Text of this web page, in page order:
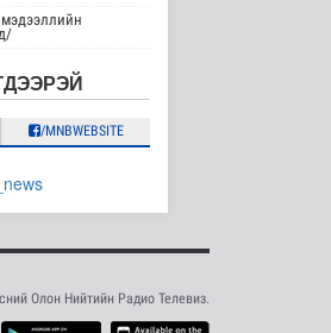
54 минутын өмнө
Ерөнхий сайд
хийж буй
8 минутын өмнө
567 сая
төлбөр
10 хоногт цаг
мэдээллийн
Эмийн чанар
танин
S2 #9
/MNBWEBSITE
Олон Нийтийн Радио Телевиз.